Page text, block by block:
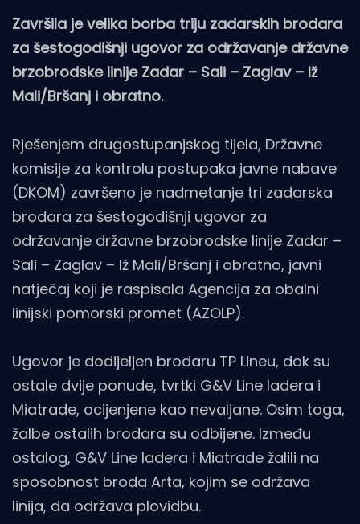
Završila je velika borba triju zadarskih brodara
za šestogodišnji ugovor za održavanje državne
brzobrodske linije Zadar – Sali – Zaglav – Iž
Mali/Bršanj i obratno.
Rješenjem drugostupanjskog tijela, Državne
komisije za kontrolu postupaka javne nabave
(DKOM) završeno je nadmetanje tri zadarska
brodara za šestogodišnji ugovor za
održavanje državne brzobrodske linije Zadar –
Sali – Zaglav – Iž Mali/Bršanj i obratno, javni
natječaj koji je raspisala Agencija za obalni
linijski pomorski promet (AZOLP).
Ugovor je dodijeljen brodaru TP Lineu, dok su
ostale dvije ponude, tvrtki G&V Line Iadera i
Miatrade, ocijenjene kao nevaljane. Osim toga,
žalbe ostalih brodara su odbijene. Između
ostalog, G&V Line Iadera i Miatrade žalili na
sposobnost broda Arta, kojim se održava
linija, da održava plovidbu.